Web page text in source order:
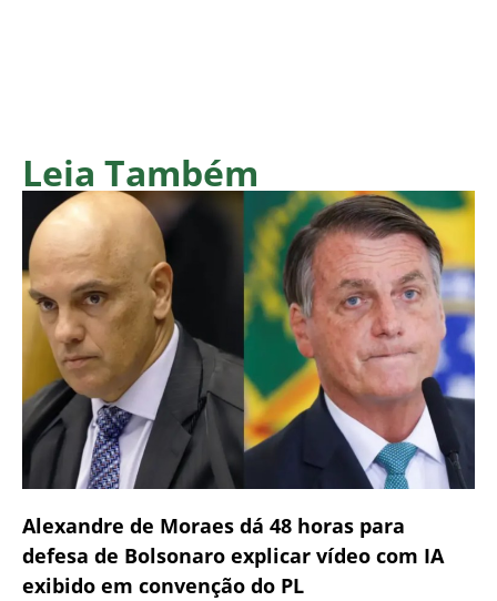
Leia Também
Alexandre de Moraes dá 48 horas para
defesa de Bolsonaro explicar vídeo com IA
exibido em convenção do PL